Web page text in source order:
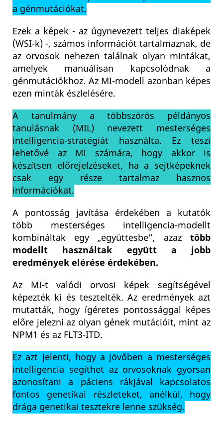
a génmutációkat.
Ezek a képek - az úgynevezett teljes diaképek
(WSI-k) -, számos információt tartalmaznak, de
az orvosok nehezen találnak olyan mintákat,
amelyek manuálisan kapcsolódnak a
génmutációkhoz. Az MI-modell azonban képes
ezen minták észlelésére.
A tanulmány a többszörös példányos
tanulásnak (MIL) nevezett mesterséges
intelligencia-stratégiát használta. Ez teszi
lehetővé az MI számára, hogy akkor is
készítsen előrejelzéseket, ha a sejtképeknek
csak egy része tartalmaz hasznos
információkat.
A pontosság javítása érdekében a kutatók
több mesterséges intelligencia-modellt
kombináltak egy „együttesbe”, azaz több
modellt használtak együtt a jobb
eredmények elérése érdekében.
Az MI-t valódi orvosi képek segítségével
képezték ki és tesztelték. Az eredmények azt
mutatták, hogy ígéretes pontossággal képes
előre jelezni az olyan gének mutációit, mint az
NPM1 és az FLT3-ITD.
Ez azt jelenti, hogy a jövőben a mesterséges
intelligencia segíthet az orvosoknak gyorsan
azonosítani a páciens rákjával kapcsolatos
fontos genetikai részleteket, anélkül, hogy
drága genetikai tesztekre lenne szükség.